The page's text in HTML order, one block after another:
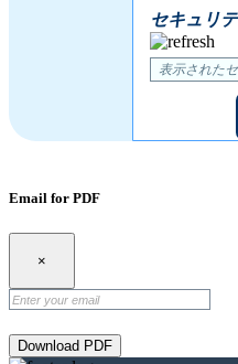
セキュリ
Email for PDF
×
Download PDF